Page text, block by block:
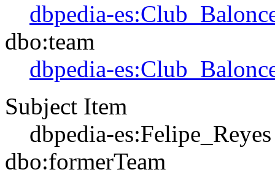
dbpedia-
dbo:team
dbpedia-
Subject Item
dbpedia-es:Felipe_Reyes
dbo:formerTeam